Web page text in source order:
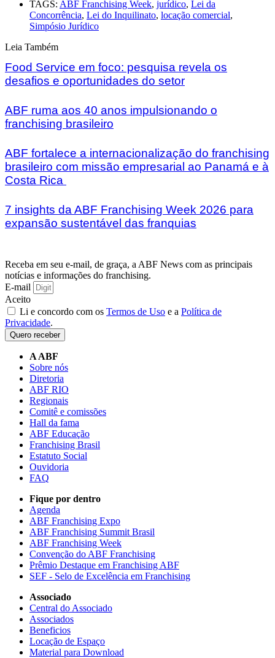
TAGS: ABF Franchising Week, jurídico, Lei da
Concorrência, Lei do Inquilinato, locação comercial,
Simpósio Jurídico
Leia Também
Food Service em foco: pesquisa revela os
desafios e oportunidades do setor
ABF ruma aos 40 anos impulsionando o
franchising brasileiro
ABF fortalece a internacionalização do franchising
brasileiro com missão empresarial ao Panamá e à
Costa Rica
7 insights da ABF Franchising Week 2026 para
expansão sustentável das franquias
Receba em seu e-mail, de graça, a ABF News com as principais
notícias e informações do franchising.
E-mail
Aceito
Li e concordo com os Termos de Uso e a Política de
Privacidade.
Quero receber
A ABF
Sobre nós
Diretoria
ABF RIO
Regionais
Comitê e comissões
Hall da fama
ABF Educação
Franchising Brasil
Estatuto Social
Ouvidoria
FAQ
Fique por dentro
Agenda
ABF Franchising Expo
ABF Franchising Summit Brasil
ABF Franchising Week
Convenção do ABF Franchising
Prêmio Destaque em Franchising ABF
SEF - Selo de Excelência em Franchising
Associado
Central do Associado
Associados
Beneficios
Locação de Espaço
Material para Download